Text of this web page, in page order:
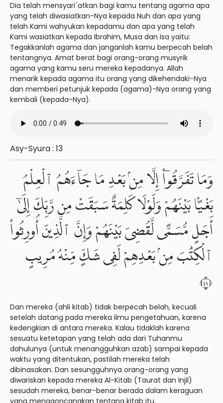
Dia telah mensyari´atkan bagi kamu tentang agama apa
yang telah diwasiatkan-Nya kepada Nuh dan apa yang
telah Kami wahyukan kepadamu dan apa yang telah
Kami wasiatkan kepada Ibrahim, Musa dan Isa yaitu:
Tegakkanlah agama dan janganlah kamu berpecah belah
tentangnya. Amat berat bagi orang-orang musyrik
agama yang kamu seru mereka kepadanya. Allah
menarik kepada agama itu orang yang dikehendaki-Nya
dan memberi petunjuk kepada (agama)-Nya orang yang
kembali (kepada-Nya).
Asy-Syura : 13
وَمَا تَفَرَّقُوٓا۟ إِلَّا مِنۢ بَعْدِ مَا جَآءَهُمُ ٱلْعِلْمُ
بَغْيًۢا بَيْنَهُمْ وَلَوْلَا كَلِمَةٌ سَبَقَتْ مِن رَّبِّكَ إِلَىٰٓ
أَجَلٍ مُّسَمًّى لَّقُضِىَ بَيْنَهُمْ وَإِنَّ ٱلَّذِينَ أُورِثُوا۟
ٱلْكِتَٰبَ مِنۢ بَعْدِهِمْ لَفِى شَكٍّ مِّنْهُ مُرِيبٍ
١٤
Dan mereka (ahli kitab) tidak berpecah belah, kecuali
setelah datang pada mereka ilmu pengetahuan, karena
kedengkian di antara mereka. Kalau tidaklah karena
sesuatu ketetapan yang telah ada dari Tuhanmu
dahulunya (untuk menangguhkan azab) sampai kepada
waktu yang ditentukan, pastilah mereka telah
dibinasakan. Dan sesungguhnya orang-orang yang
diwariskan kepada mereka Al-Kitab (Taurat dan Injil)
sesudah mereka, benar-benar berada dalam keraguan
yang menggoncangkan tentang kitab itu.